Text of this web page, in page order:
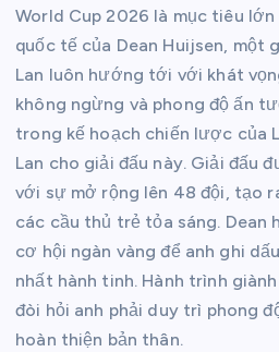
World Cup 2026 là mục tiêu
quốc tế của Dean Huijsen, một
Lan luôn hướng tới với khát
không ngừng và phong độ ấn
trong kế hoạch chiến lược của
Lan cho giải đấu này. Giải đấu
với sự mở rộng lên 48 đội, tạo
các cầu thủ trẻ tỏa sáng. Dean
cơ hội ngàn vàng để anh ghi
nhất hành tinh. Hành trình
đòi hỏi anh phải duy trì phong
hoàn thiện bản thân.